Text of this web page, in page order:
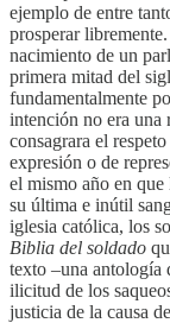
ejemplo de entre
prosperar
nacimiento de un
primera mitad del
fundamentalmente
intención no era una
consagrara el
expresión o de
el mismo año en
su última e inútil
iglesia católica, los
Biblia del soldado
texto –una antología
ilicitud de los
justicia de la causa